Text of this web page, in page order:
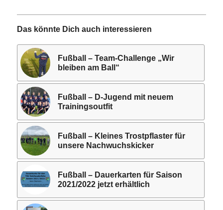
Das könnte Dich auch interessieren
Fußball – Team-Challenge „Wir
bleiben am Ball“
Fußball – D-Jugend mit neuem
Trainingsoutfit
Fußball – Kleines Trostpflaster für
unsere Nachwuchskicker
Fußball – Dauerkarten für Saison
2021/2022 jetzt erhältlich